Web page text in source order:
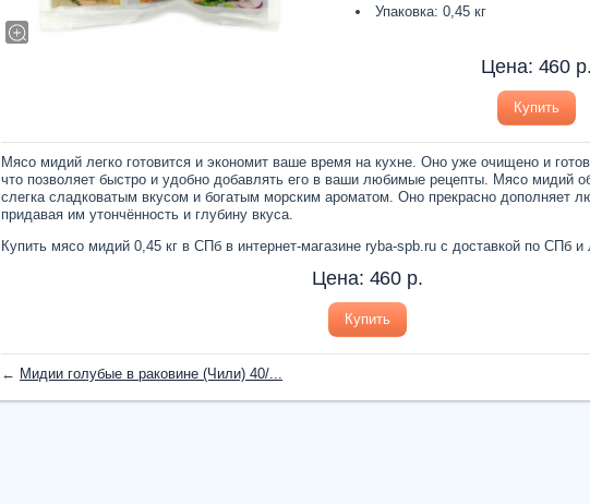
Упаковка: 0,45 кг
Цена: 460 р.
Купить
Мясо мидий легко готовится и экономит ваше время на кухне. Оно уже очищено и
что позволяет быстро и удобно добавлять его в ваши любимые рецепты. Мясо мидий
слегка сладковатым вкусом и богатым морским ароматом. Оно прекрасно дополняет
придавая им утончённость и глубину вкуса.
Купить мясо мидий 0,45 кг в СПб в интернет-магазине ryba-spb.ru с доставкой по СПб и
Цена: 460 р.
Купить
← Мидии голубые в раковине (Чили) 40/...